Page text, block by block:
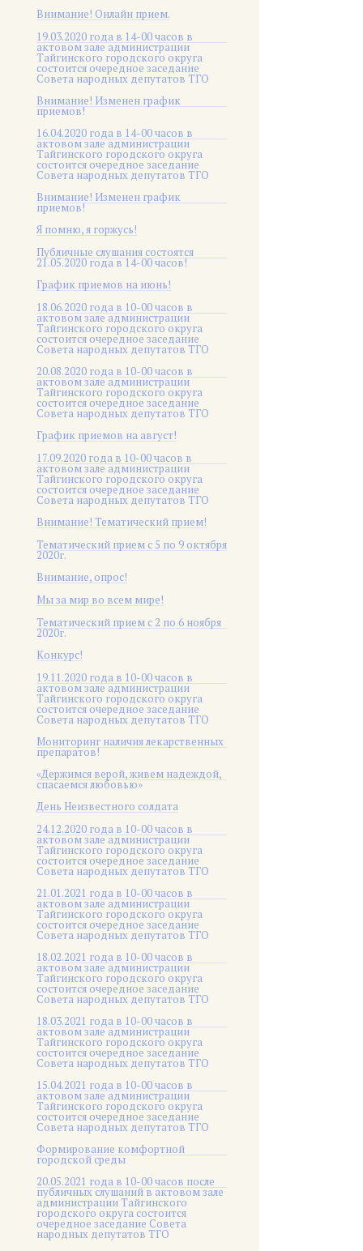
Внимание! Онлайн прием.
19.03.2020 года в 14-00 часов в
актовом зале администрации
Тайгинского городского округа
состоится очередное заседание
Совета народных депутатов ТГО
Внимание! Изменен график
приемов!
16.04.2020 года в 14-00 часов в
актовом зале администрации
Тайгинского городского округа
состоится очередное заседание
Совета народных депутатов ТГО
Внимание! Изменен график
приемов!
Я помню, я горжусь!
Публичные слушания состоятся
21.05.2020 года в 14-00 часов!
График приемов на июнь!
18.06.2020 года в 10-00 часов в
актовом зале администрации
Тайгинского городского округа
состоится очередное заседание
Совета народных депутатов ТГО
20.08.2020 года в 10-00 часов в
актовом зале администрации
Тайгинского городского округа
состоится очередное заседание
Совета народных депутатов ТГО
График приемов на август!
17.09.2020 года в 10-00 часов в
актовом зале администрации
Тайгинского городского округа
состоится очередное заседание
Совета народных депутатов ТГО
Внимание! Тематический прием!
Тематический прием с 5 по 9 октября
2020г.
Внимание, опрос!
Мы за мир во всем мире!
Тематический прием с 2 по 6 ноября
2020г.
Конкурс!
19.11.2020 года в 10-00 часов в
актовом зале администрации
Тайгинского городского округа
состоится очередное заседание
Совета народных депутатов ТГО
Мониторинг наличия лекарственных
препаратов!
«Держимся верой, живем надеждой,
спасаемся любовью»
День Неизвестного солдата
24.12.2020 года в 10-00 часов в
актовом зале администрации
Тайгинского городского округа
состоится очередное заседание
Совета народных депутатов ТГО
21.01.2021 года в 10-00 часов в
актовом зале администрации
Тайгинского городского округа
состоится очередное заседание
Совета народных депутатов ТГО
18.02.2021 года в 10-00 часов в
актовом зале администрации
Тайгинского городского округа
состоится очередное заседание
Совета народных депутатов ТГО
18.03.2021 года в 10-00 часов в
актовом зале администрации
Тайгинского городского округа
состоится очередное заседание
Совета народных депутатов ТГО
15.04.2021 года в 10-00 часов в
актовом зале администрации
Тайгинского городского округа
состоится очередное заседание
Совета народных депутатов ТГО
Формирование комфортной
городской среды
20.05.2021 года в 10-00 часов после
публичных слушаний в актовом зале
администрации Тайгинского
городского округа состоится
очередное заседание Совета
народных депутатов ТГО